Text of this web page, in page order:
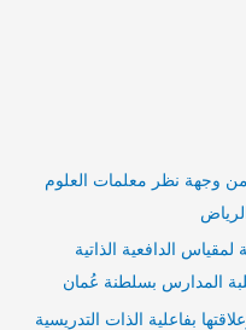
من وجهة نظر معلمات العلوم
الدافعية الذاتية
المدارس بسلطنة عُمان
بفاعلية الذات التدريسية